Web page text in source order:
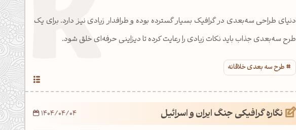
دنیای طراحی سه‌بعدی در گرافیک بسیار گسترده بوده و طرافدار زیادی نیز دارد. برای یک
طرح سه‌بعدی جذاب باید نکات زیادی را رعایت کرده تا دیزاینی حرفه‌ای خلق شود.
طرح سه بعدی خلاقانه
نگاره گرافیکی جنگ ایران و اسرائیل 1404/04/04